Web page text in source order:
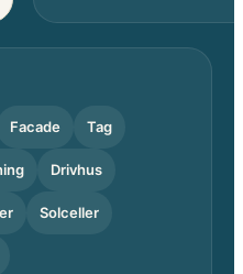
Facade Tag
Drivhus
Solceller